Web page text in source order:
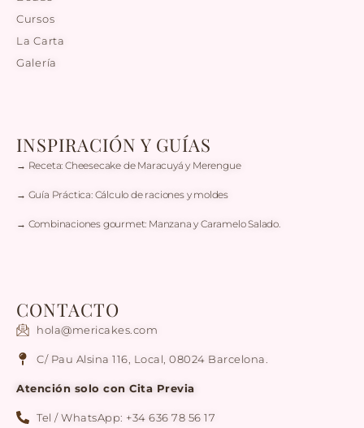
Cursos
La Carta
Galería
INSPIRACIÓN Y GUÍAS
→ Receta: Cheesecake de Maracuyá y Merengue
→ Guía Práctica: Cálculo de raciones y moldes
→ Combinaciones gourmet: Manzana y Caramelo Salado.
CONTACTO
hola@mericakes.com
C/ Pau Alsina 116, Local, 08024 Barcelona.
Atención solo con Cita Previa
Tel / WhatsApp: +34 636 78 56 17